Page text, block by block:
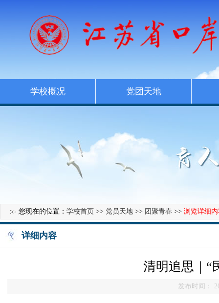
学校概况 党团天地
您现在的位置： 学校首页 >> 党员天地 >> 团聚青春 >> 浏览详细
详细内容
清明追思｜“
发布时间：